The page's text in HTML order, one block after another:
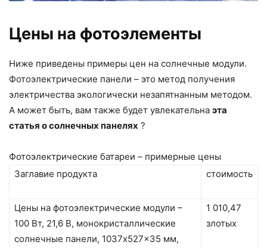
Цены на фотоэлементы
Ниже приведены примеры цен на солнечные модули.
Фотоэлектрические панели – это метод получения
электричества экологически незапятнанным методом.
А может быть, вам также будет увлекательна эта
статья о солнечных панелях ?
Фотоэлектрические батареи – примерные цены
Заглавие продукта
стоимость
Цены на фотоэлектрические модули –
100 Вт, 21,6 В, монокристаллические
солнечные панели, 1037x527x35 мм,
1 010,47
злотых